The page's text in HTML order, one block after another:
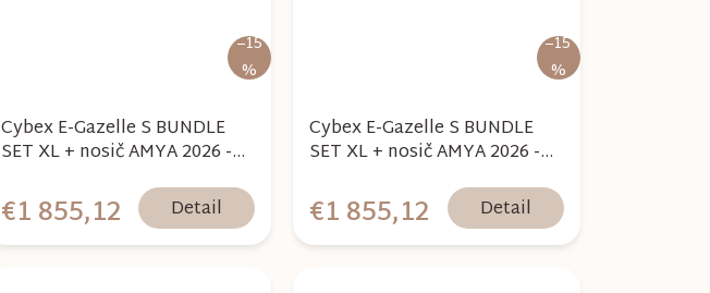
–15
%
Cybex E-Gazelle S BUNDLE
SET XL + nosič AMYA 2026 -
€1 855,12 Detail
–15
%
Cybex E-Gazelle S BUNDLE
SET XL + nosič AMYA 2026 -
€1 855,12 Detail